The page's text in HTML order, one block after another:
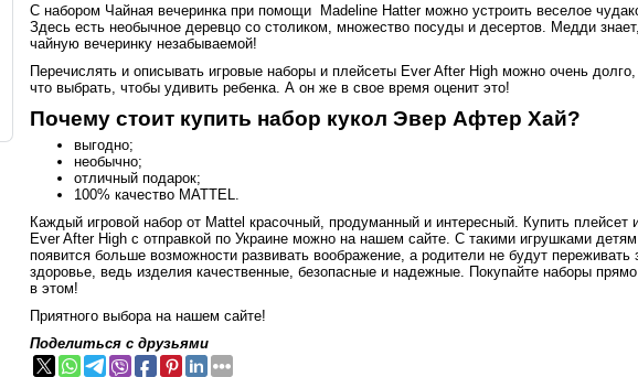
С набором Чайная вечеринка при помощи Madeline Hatter можно устроить веселое
Здесь есть необычное деревцо со столиком, множество посуды и десертов. Медди
чайную вечеринку незабываемой!
Перечислять и описывать игровые наборы и плейсеты Ever After High можно очень долго,
что выбрать, чтобы удивить ребенка. А он же в свое время оценит это!
Почему стоит купить набор кукол Эвер Афтер Хай?
выгодно;
необычно;
отличный подарок;
100% качество MATTEL.
Каждый игровой набор от Mattel красочный, продуманный и интересный. Купить плейсет
Ever After High с отправкой по Украине можно на нашем сайте. С такими игрушками
появится больше возможности развивать воображение, а родители не будут переживать
здоровье, ведь изделия качественные, безопасные и надежные. Покупайте наборы
в этом!
Приятного выбора на нашем сайте!
Поделиться с друзьями